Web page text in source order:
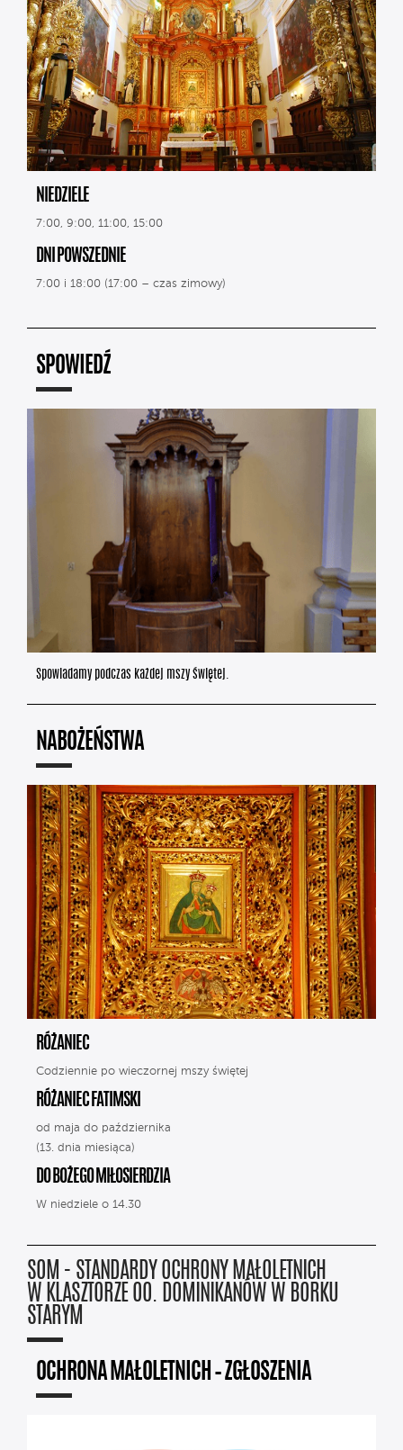
NIEDZIELE
7:00, 9:00, 11:00, 15:00
DNI POWSZEDNIE
7:00 i 18:00 (17:00 – czas zimowy)
SPOWIEDŹ
Spowiadamy podczas każdej mszy świętej.
NABOŻEŃSTWA
RÓŻANIEC
Codziennie po wieczornej mszy świętej
RÓŻANIEC FATIMSKI
od maja do października
(13. dnia miesiąca)
DO BOŻEGO MIŁOSIERDZIA
W niedziele o 14.30
SOM - STANDARDY OCHRONY MAŁOLETNICH
W KLASZTORZE OO. DOMINIKANÓW W BORKU
STARYM
OCHRONA MAŁOLETNICH – ZGŁOSZENIA